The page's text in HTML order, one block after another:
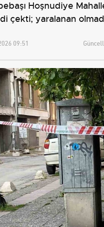
Hoşnudiye
çekti; yaralanan
09:51